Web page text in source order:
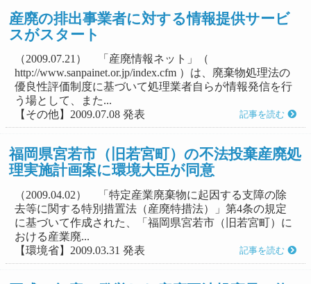
産廃の排出事業者に対する情報提供サービ
スがスタート
（2009.07.21） 「産廃情報ネット」（
http://www.sanpainet.or.jp/index.cfm ）は、廃棄物処理法の
優良性評価制度に基づいて処理業者自らが情報発信を行
う場として、また...
【その他】2009.07.08 発表
記事を読む
福岡県宮若市（旧若宮町）の不法投棄産廃処
理実施計画案に環境大臣が同意
（2009.04.02） 「特定産業廃棄物に起因する支障の除
去等に関する特別措置法（産廃特措法）」第4条の規定
に基づいて作成された、「福岡県宮若市（旧若宮町）に
おける産業廃...
【環境省】2009.03.31 発表
記事を読む